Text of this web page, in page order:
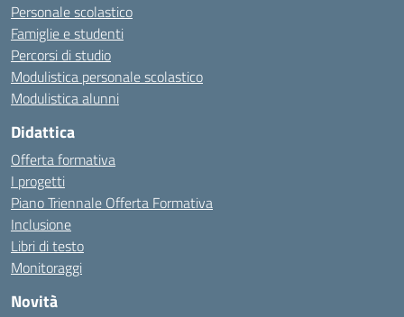
Personale scolastico
Famiglie e studenti
Percorsi di studio
Modulistica personale scolastico
Modulistica alunni
Didattica
Offerta formativa
I progetti
Piano Triennale Offerta Formativa
Inclusione
Libri di testo
Monitoraggi
Novità